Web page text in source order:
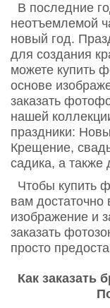
В последние
неотъемлемой
новый год.
для создания
можете купить
основе
заказать
нашей
праздники:
Крещение,
садика, а также
Чтобы купить
вам
изображение и
заказать
просто
Как заказать